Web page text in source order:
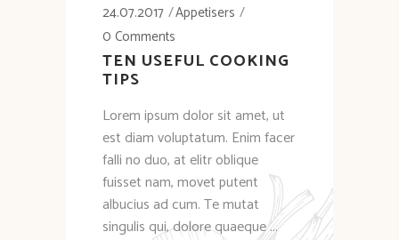
24.07.2017 Appetisers
0 Comments
TEN USEFUL COOKING
TIPS
Lorem ipsum dolor sit amet, ut
est diam voluptatum. Enim facer
falli no duo, at elitr oblique
fuisset nam, movet putent
albucius ad cum. Te mutat
singulis qui, dolore quaeque